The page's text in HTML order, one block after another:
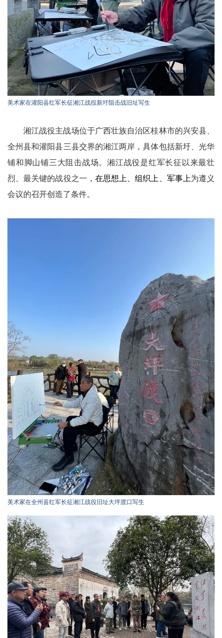
美术家在灌阳县红军长征湘江战役新圩阻击战旧址写生
​湘江战役主战场位于‌广西壮族自治区桂林市的兴安县、
全州县和灌阳县三县交界的湘江两岸‌，具体包括新圩、光华
铺和脚山铺三大阻击战场。湘江战役是红军长征以来最壮
烈、最关键的战役之一， 在思想上、组织上、军事上为遵义
会议的召开创造了条件。
美术家在全州县红军长征湘江战役旧址大坪渡口写生